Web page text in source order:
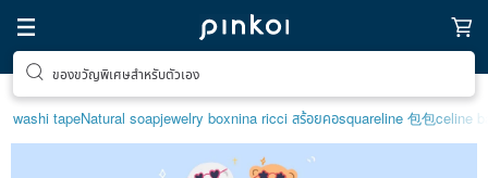
ของขวัญพิเศษสำหรับตัวเอง
washi tapeNatural soapjewelry boxnina ricci สร้อยคอsquareline 包包celine